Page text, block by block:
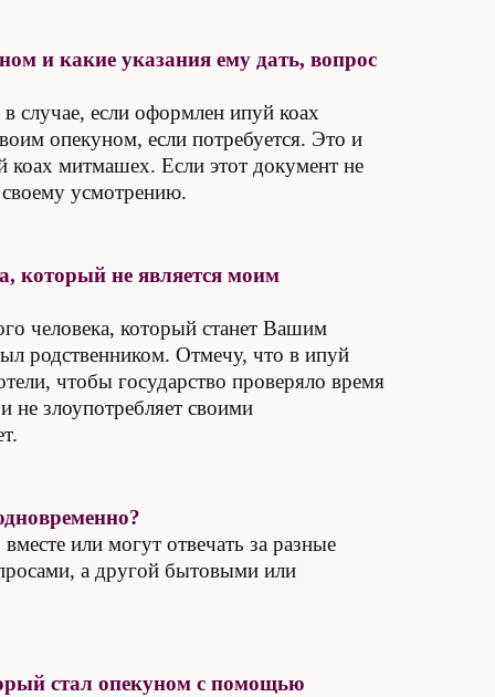
и какие указания ему дать, вопрос
случае, если оформлен ипуй коах
опекуном, если потребуется. Это и
митмашех. Если этот документ не
усмотрению.
который не является моим
человека, который станет Вашим
родственником. Отмечу, что в ипуй
чтобы государство проверяло время
не злоупотребляет своими
или могут отвечать за разные
а другой бытовыми или
стал опекуном с помощью